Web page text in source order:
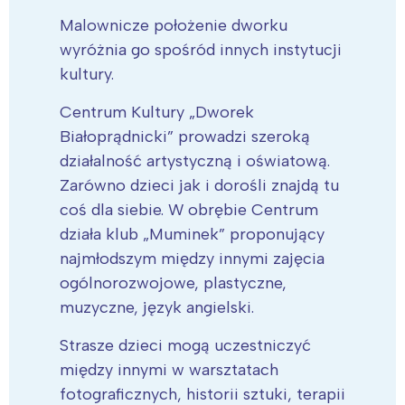
Malownicze położenie dworku
wyróżnia go spośród innych instytucji
kultury.
Centrum Kultury „Dworek
Białoprądnicki” prowadzi szeroką
działalność artystyczną i oświatową.
Zarówno dzieci jak i dorośli znajdą tu
coś dla siebie. W obrębie Centrum
działa klub „Muminek” proponujący
najmłodszym między innymi zajęcia
ogólnorozwojowe, plastyczne,
muzyczne, język angielski.
Strasze dzieci mogą uczestniczyć
między innymi w warsztatach
fotograficznych, historii sztuki, terapii